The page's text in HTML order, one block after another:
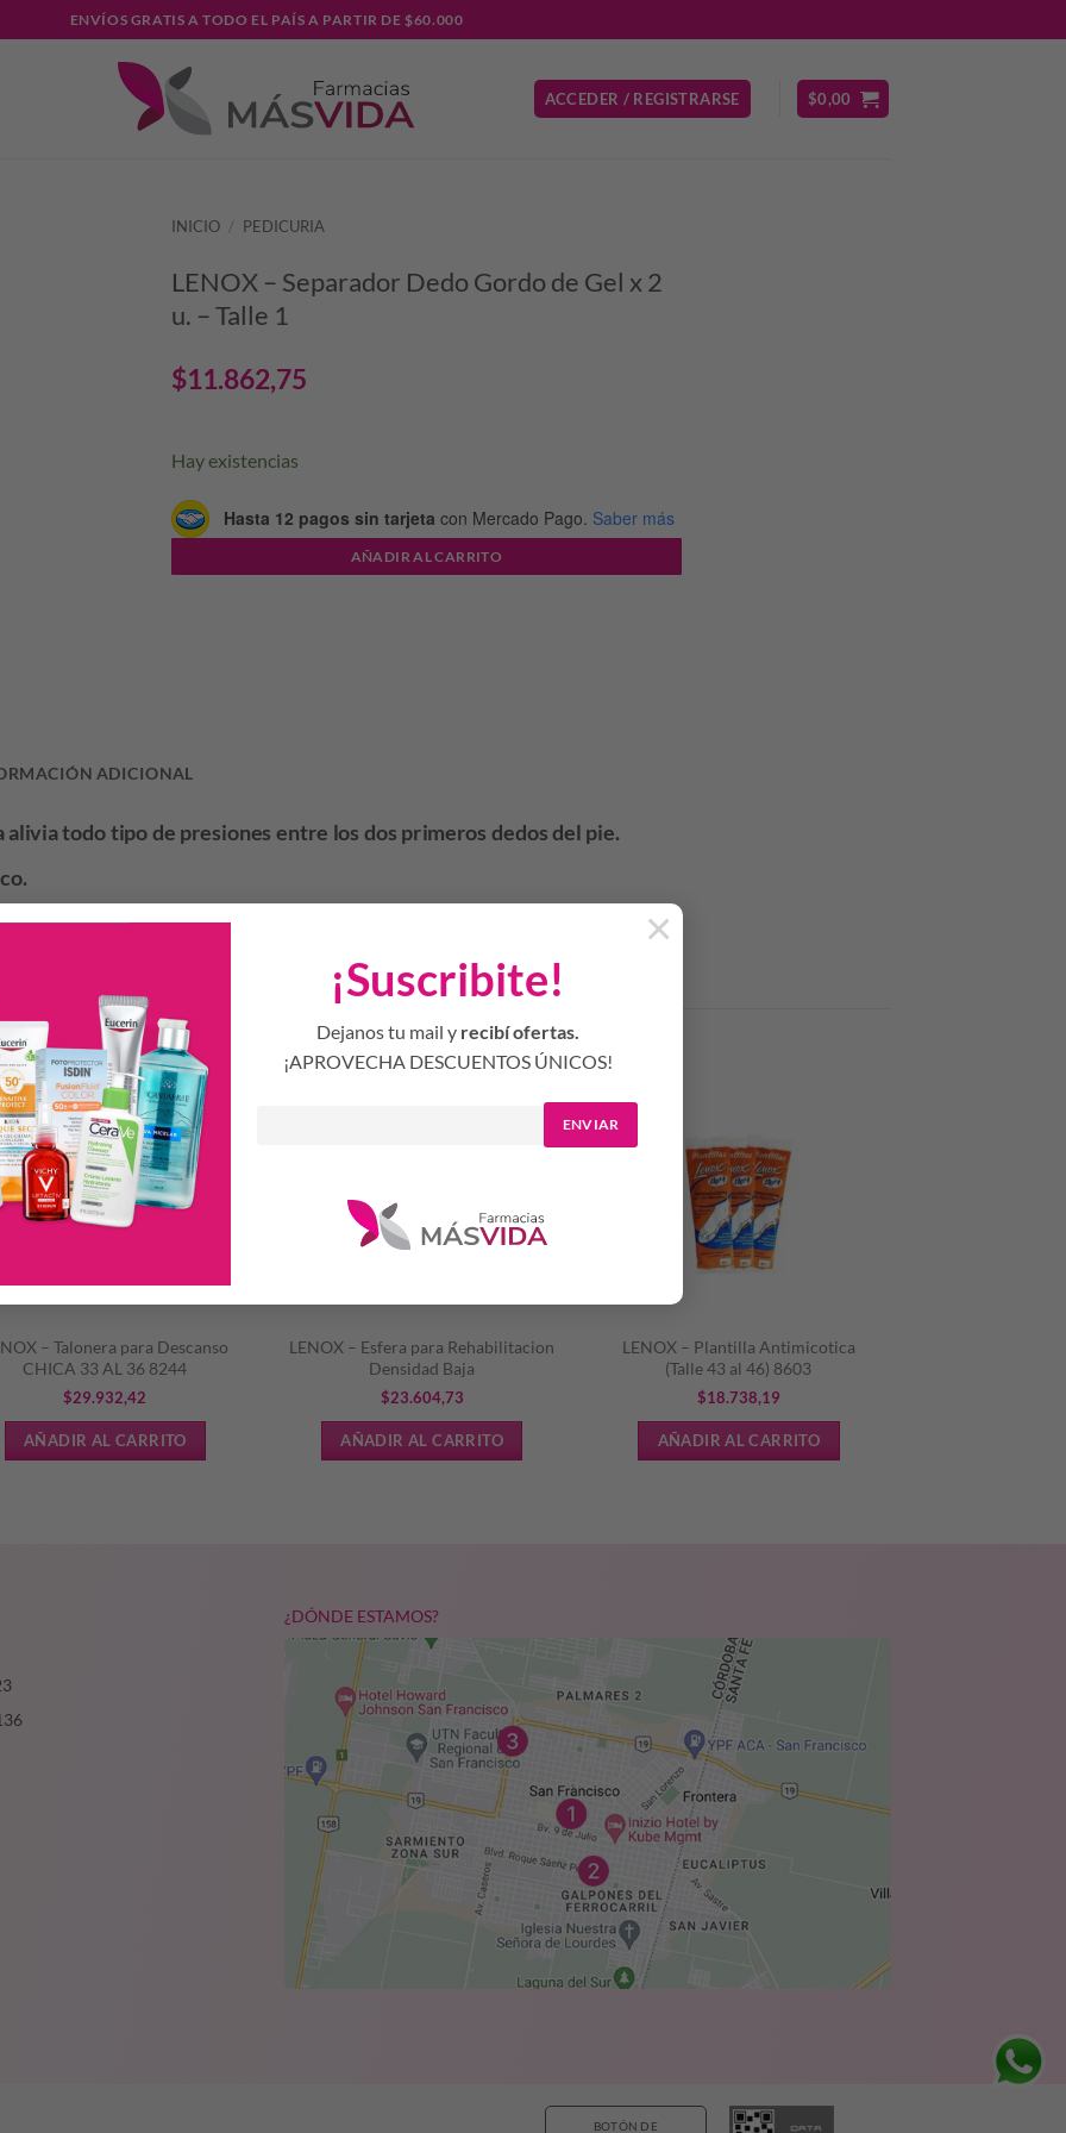
¡Suscribite!
Dejanos tu mail y recibí ofertas.
¡APROVECHA DESCUENTOS ÚNICOS!
ENVIAR
×
ENVÍOS GRATIS A TODO EL PAÍS A PARTIR DE $60.000
ACCEDER / REGISTRARSE $0,00
INICIO / PEDICURIA
LENOX – Separador Dedo Gordo de Gel x 2
u. – Talle 1
$11.862,75
Hay existencias
Hasta 12 pagos sin tarjeta con Mercado Pago. Saber más
AÑADIR AL CARRITO
ADICIONAL
alivia todo tipo de presiones entre los dos primeros dedos del pie.
Productos Relacionados
– Talonera para Descanso
CHICA 33 AL 36 8244
$29.932,42
AÑADIR AL CARRITO
LENOX – Esfera para Rehabilitacion
Densidad Baja
$23.604,73
AÑADIR AL CARRITO
LENOX – Plantilla Antimicotica
(Talle 43 al 46) 8603
$18.738,19
AÑADIR AL CARRITO
¿DÓNDE ESTAMOS?
BOTÓN DE